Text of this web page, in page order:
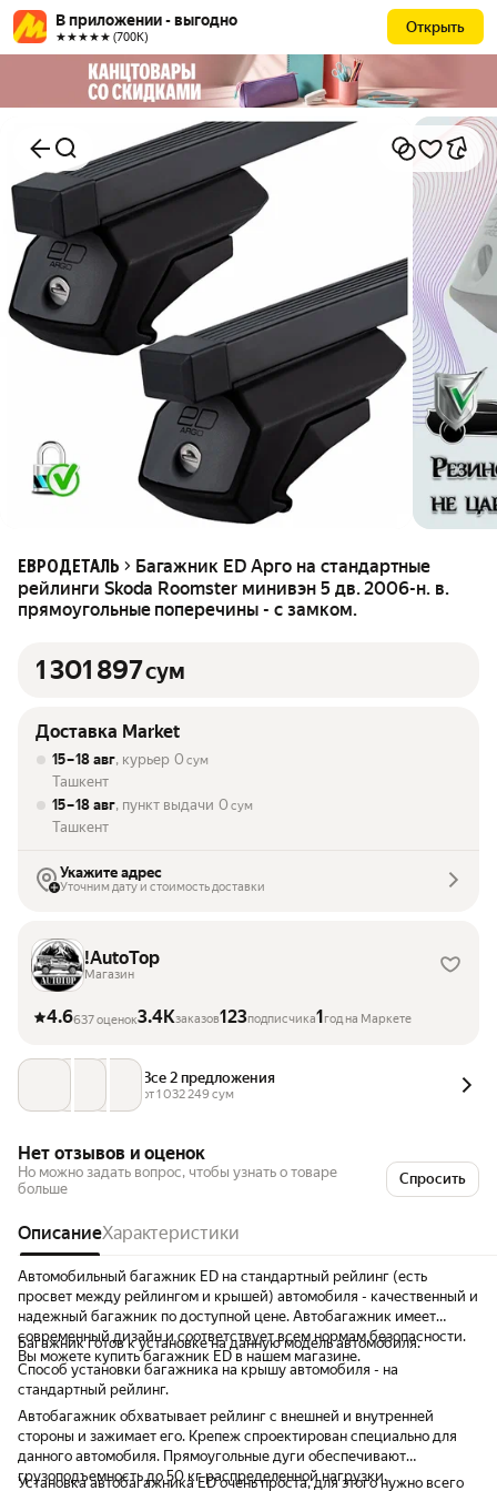
В приложении - выгодно
★★★★★ (700К)
Открыть
ЕВРОДЕТАЛЬ
Багажник ED Арго на стандартные
рейлинги Skoda Roomster минивэн 5 дв. 2006-н. в.
прямоугольные поперечины - с замком.
1 301 897сум
Доставка Market
15 – 18 авг, курьер 0 сум
Ташкент
15 – 18 авг, пункт выдачи 0 сум
Ташкент
Укажите адрес
Уточним дату и стоимость доставки
!AutoTop
Магазин
4.6637 оценок3.4Kзаказов123подписчика1год на Маркете
Все 2 предложения
от 1 032 249 сум
Нет отзывов и оценок
Но можно задать вопрос, чтобы узнать о товаре
больше
Спросить
ОписаниеХарактеристики
Автомобильный багажник ED на стандартный рейлинг (есть
просвет между рейлингом и крышей) автомобиля - качественный и
надежный багажник по доступной цене. Автобагажник имеет
современный дизайн и соответствует всем нормам безопасности.
Вы можете купить багажник ED в нашем магазине.
Багажник готов к установке на данную модель автомобиля.
Способ установки багажника на крышу автомобиля - на
стандартный рейлинг.
Автобагажник обхватывает рейлинг с внешней и внутренней
стороны и зажимает его. Крепеж спроектирован специально для
данного автомобиля. Прямоугольные дуги обеспечивают
грузоподъемность до 50 кг распределенной нагрузки.
Установка автобагажника ED очень проста, для этого нужно всего